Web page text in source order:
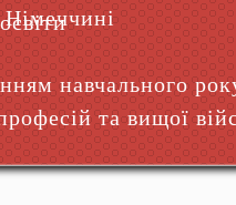
навчального
та вищої